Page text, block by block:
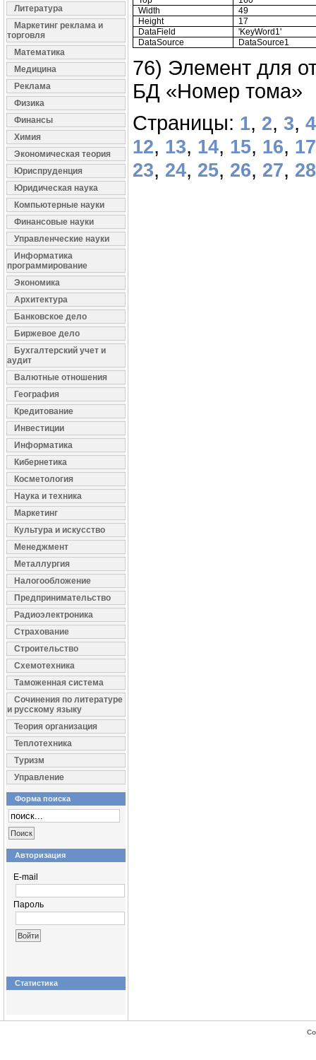
Литература
Маркетинг реклама и
торговля
Математика
Медицина
Реклама
Физика
Финансы
Химия
Экономическая теория
Юриспруденция
Юридическая наука
Компьютерные науки
Финансовые науки
Управленческие науки
Информатика
программирование
Экономика
Архитектура
Банковское дело
Биржевое дело
Бухгалтерский учет и
аудит
Валютные отношения
География
Кредитование
Инвестиции
Информатика
Кибернетика
Косметология
Наука и техника
Маркетинг
Культура и искусство
Менеджмент
Металлургия
Налогообложение
Предпринимательство
Радиоэлектроника
Страхование
Строительство
Схемотехника
Таможенная система
Сочинения по литературе
и русскому языку
Теория организация
Теплотехника
Туризм
Управление
Форма поиска
Авторизация
E-mail
Пароль
Статистика
Width
49
Height
17
DataField
'KeyWord1'
DataSource
DataSource1
76) Элемент для
БД «Номер тома»
Страницы: 1, 2, 3, 4
12, 13, 14, 15, 16, 17
23, 24, 25, 26, 27, 28